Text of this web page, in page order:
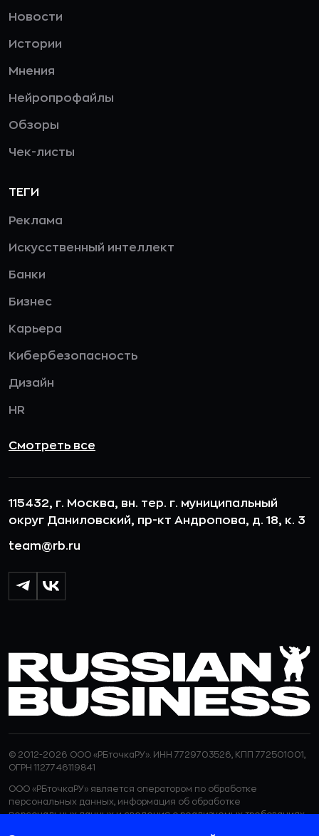
Новости
Истории
Мнения
Нейропрофайлы
Обзоры
Чек-листы
ТЕГИ
Реклама
Искусственный интеллект
Банки
Бизнес
Карьера
Кибербезопасность
Дизайн
HR
Смотреть все
115432, г. Москва, вн. тер. г. муниципальный
округ Даниловский, пр-кт Андропова, д. 18, к. 3
team@rb.ru
© 2012-2026 ООО «РБточкаРУ». ИНН 7729703526, КПП 772501001,
ОГРН 1127746119841
ООО «РБточкаРУ» является оператором по обработке
персональных данных, информация об обработке
персональных данных и сведения о реализуемых требованиях